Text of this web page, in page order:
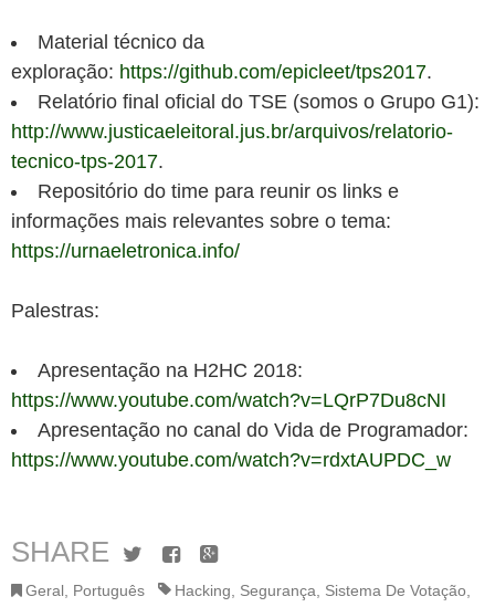
Material técnico da
exploração: https://github.com/epicleet/tps2017.
Relatório final oficial do TSE (somos o Grupo G1):
http://www.justicaeleitoral.jus.br/arquivos/relatorio-
tecnico-tps-2017.
Repositório do time para reunir os links e
informações mais relevantes sobre o tema:
https://urnaeletronica.info/
Palestras:
Apresentação na H2HC 2018:
https://www.youtube.com/watch?v=LQrP7Du8cNI
Apresentação no canal do Vida de Programador:
https://www.youtube.com/watch?v=rdxtAUPDC_w
SHARE TwitterFacebook
Google+
Geral Português Hacking Segurança Sistema De Votação